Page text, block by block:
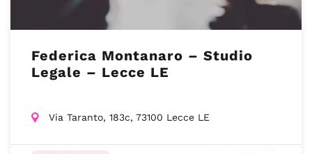
Federica Montanaro – Studio
Legale – Lecce LE
Via Taranto, 183c, 73100 Lecce LE